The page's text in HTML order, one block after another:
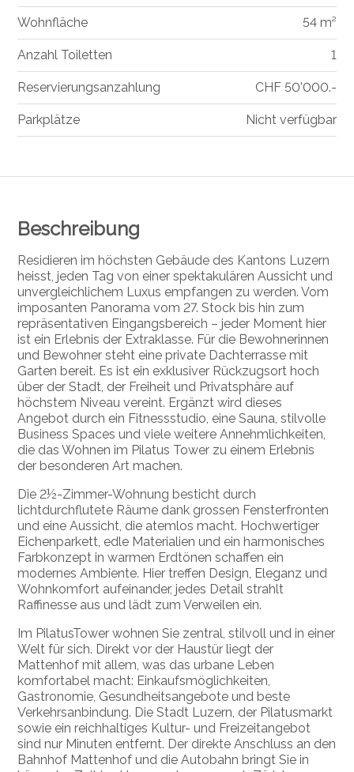
Beschreibung
Residieren im höchsten Gebäude des Kantons Luzern
heisst, jeden Tag von einer spektakulären Aussicht und
unvergleichlichem Luxus empfangen zu werden. Vom
imposanten Panorama vom 27. Stock bis hin zum
repräsentativen Eingangsbereich – jeder Moment hier
ist ein Erlebnis der Extraklasse. Für die Bewohnerinnen
und Bewohner steht eine private Dachterrasse mit
Garten bereit. Es ist ein exklusiver Rückzugsort hoch
über der Stadt, der Freiheit und Privatsphäre auf
höchstem Niveau vereint. Ergänzt wird dieses
Angebot durch ein Fitnessstudio, eine Sauna, stilvolle
Business Spaces und viele weitere Annehmlichkeiten,
die das Wohnen im Pilatus Tower zu einem Erlebnis
der besonderen Art machen.
Die 2½-Zimmer-Wohnung besticht durch
lichtdurchflutete Räume dank grossen Fensterfronten
und eine Aussicht, die atemlos macht. Hochwertiger
Eichenparkett, edle Materialien und ein harmonisches
Farbkonzept in warmen Erdtönen schaffen ein
modernes Ambiente. Hier treffen Design, Eleganz und
Wohnkomfort aufeinander, jedes Detail strahlt
Raffinesse aus und lädt zum Verweilen ein.
Im PilatusTower wohnen Sie zentral, stilvoll und in einer
Welt für sich. Direkt vor der Haustür liegt der
Mattenhof mit allem, was das urbane Leben
komfortabel macht: Einkaufsmöglichkeiten,
Gastronomie, Gesundheitsangebote und beste
Verkehrsanbindung. Die Stadt Luzern, der Pilatusmarkt
sowie ein reichhaltiges Kultur- und Freizeitangebot
sind nur Minuten entfernt. Der direkte Anschluss an den
Bahnhof Mattenhof und die Autobahn bringt Sie in
Wohnfläche 54 m²
Anzahl Toiletten 1
Reservierungsanzahlung CHF 50'000.-
Parkplätze Nicht verfügbar